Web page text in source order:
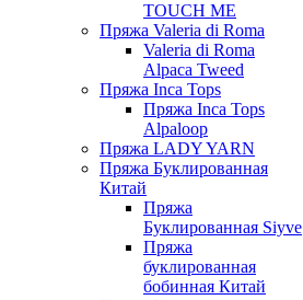
TOUCH ME
Пряжа Valeria di Roma
Valeria di Roma
Alpaca Tweed
Пряжа Inca Tops
Пряжа Inca Tops
Alpaloop
Пряжа LADY YARN
Пряжа Буклированная
Китай
Пряжа
Буклированная Siyve
Пряжа
буклированная
бобинная Китай